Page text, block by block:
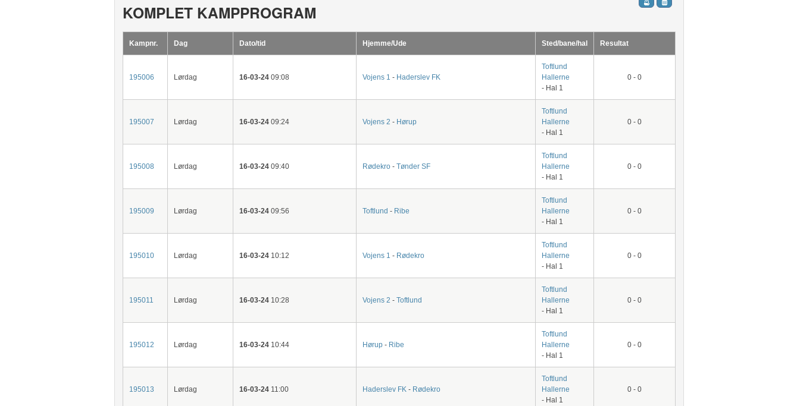
KOMPLET KAMPPROGRAM
Kampnr. Dag Dato/tid Hjemme/Ude Sted/bane/hal Resultat
195006 Lørdag 16-03-2409:08 Vojens 1 - Haderslev FK
Toftlund
Hallerne
- Hal 1
0 - 0
195007 Lørdag 16-03-2409:24 Vojens 2 - Hørup
Toftlund
Hallerne
- Hal 1
0 - 0
195008 Lørdag 16-03-2409:40 Rødekro- Tønder SF
Toftlund
Hallerne
- Hal 1
0 - 0
195009 Lørdag 16-03-2409:56 Toftlund - Ribe
Toftlund
Hallerne
- Hal 1
0 - 0
195010 Lørdag 16-03-2410:12 Vojens 1 - Rødekro
Toftlund
Hallerne
- Hal 1
0 - 0
195011 Lørdag 16-03-2410:28 Vojens 2 - Toftlund
Toftlund
Hallerne
- Hal 1
0 - 0
195012 Lørdag 16-03-2410:44 Hørup - Ribe
Toftlund
Hallerne
- Hal 1
0 - 0
195013 Lørdag 16-03-2411:00 Haderslev FK- Rødekro
Toftlund
Hallerne
- Hal 1
0 - 0